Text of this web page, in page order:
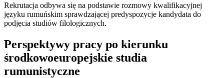
Rekrutacja odbywa się na podstawie rozmowy kwalifikacyjnej
języku rumuńskim sprawdzającej predyspozycje kandydata do
podjęcia studiów filologicznych.
Perspektywy pracy po kierunku
środkowoeuropejskie studia
rumunistyczne